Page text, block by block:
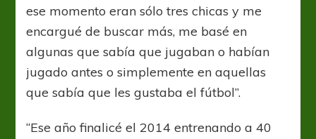
ese momento eran sólo tres chicas y me
encargué de buscar más, me basé en
algunas que sabía que jugaban o habían
jugado antes o simplemente en aquellas
que sabía que les gustaba el fútbol”.
“Ese año finalicé el 2014 entrenando a 40